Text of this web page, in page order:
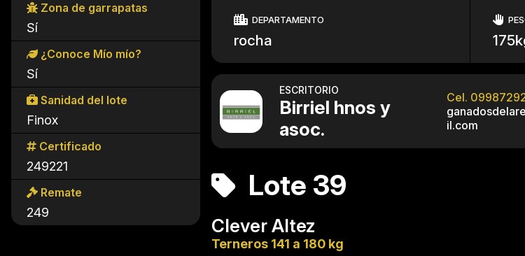
Zona de garrapatas
Sí
¿Conoce Mío mío?
Sí
Sanidad del lote
Finox
Certificado
249221
Remate
249
DEPARTAMENTO
rocha
ESCRITORIO
Birriel hnos y
asoc.
Cel.
il.com
Lote 39
Clever Altez
Terneros 141 a 180 kg